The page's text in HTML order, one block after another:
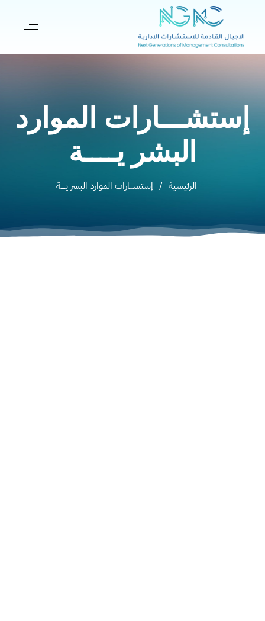
إستشـــارات الموارد
البشر يــــة
الرئيسية / إستشـــارات الموارد البشر يــــة